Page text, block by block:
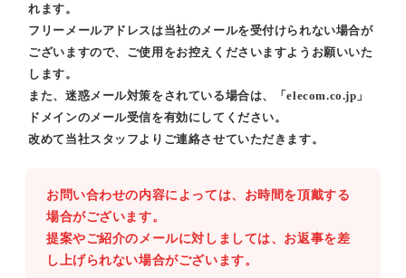
れます。
フリーメールアドレスは当社のメールを受付けられない場合が
ございますので、ご使用をお控えくださいますようお願いいた
します。
また、迷惑メール対策をされている場合は、「elecom.co.jp」
ドメインのメール受信を有効にしてください。
改めて当社スタッフよりご連絡させていただきます。
お問い合わせの内容によっては、お時間を頂戴する
場合がございます。
提案やご紹介のメールに対しましては、お返事を差
し上げられない場合がございます。